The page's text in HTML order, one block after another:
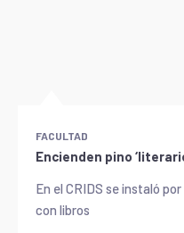
FACULTAD
Encienden pino
En el CRIDS se instaló
con libros